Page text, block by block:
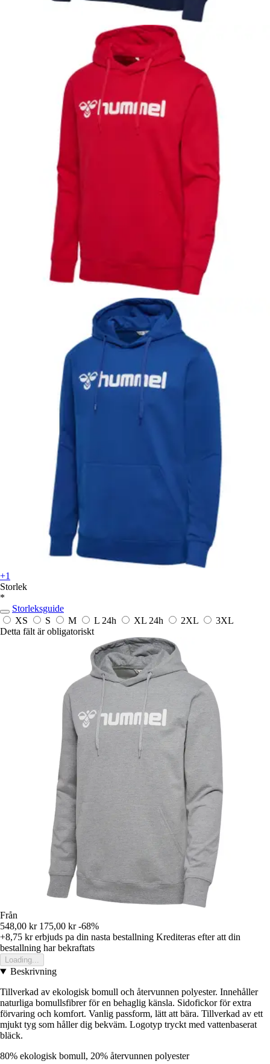
+1
Storlek
*
Storleksguide
XS
S M L 24h XL 24h 2XL
3XL
Detta fält är obligatoriskt
Från
548,00 kr 175,00 kr -68%
+8,75 krerbjuds pa din nasta bestallning Krediteras efter att din
bestallning har bekraftats
Loading...
Beskrivning
Tillverkad av ekologisk bomull och återvunnen polyester. Innehåller
naturliga bomullsfibrer för en behaglig känsla. Sidofickor för extra
förvaring och komfort. Vanlig passform, lätt att bära. Tillverkad av ett
mjukt tyg som håller dig bekväm. Logotyp tryckt med vattenbaserat
bläck.
80% ekologisk bomull, 20% återvunnen polyester